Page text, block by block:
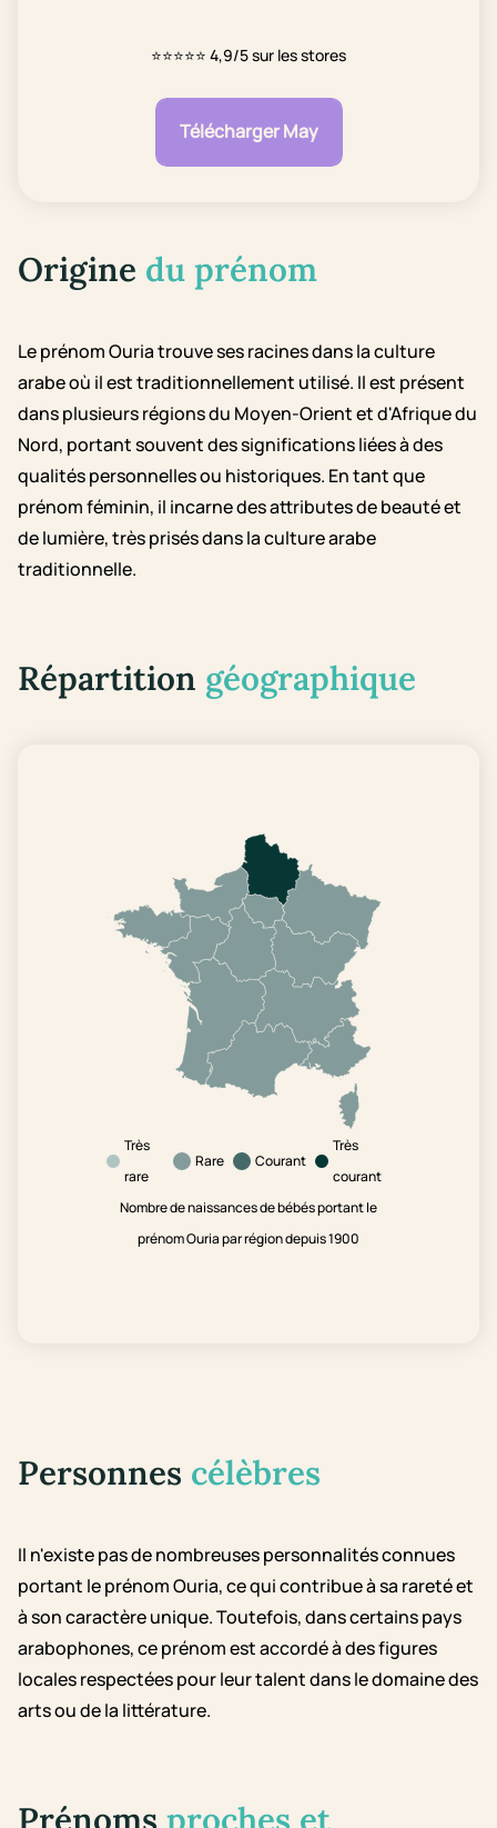
⭐⭐⭐⭐⭐ 4,9/5 sur les stores
Télécharger May
Origine du prénom
Le prénom Ouria trouve ses racines dans la culture
arabe où il est traditionnellement utilisé. Il est présent
dans plusieurs régions du Moyen-Orient et d'Afrique du
Nord, portant souvent des significations liées à des
qualités personnelles ou historiques. En tant que
prénom féminin, il incarne des attributes de beauté et
de lumière, très prisés dans la culture arabe
traditionnelle.
Répartition géographique
Très
rare
Rare Courant
Très
courant
Nombre de naissances de bébés portant le
prénom Ouria par région depuis 1900
Personnes célèbres
Il n'existe pas de nombreuses personnalités connues
portant le prénom Ouria, ce qui contribue à sa rareté et
à son caractère unique. Toutefois, dans certains pays
arabophones, ce prénom est accordé à des figures
locales respectées pour leur talent dans le domaine des
arts ou de la littérature.
Prénoms proches et